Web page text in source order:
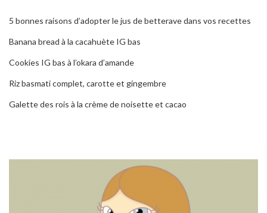
5 bonnes raisons d’adopter le jus de betterave dans vos recettes
Banana bread à la cacahuète IG bas
Cookies IG bas à l’okara d’amande
Riz basmati complet, carotte et gingembre
Galette des rois à la crème de noisette et cacao